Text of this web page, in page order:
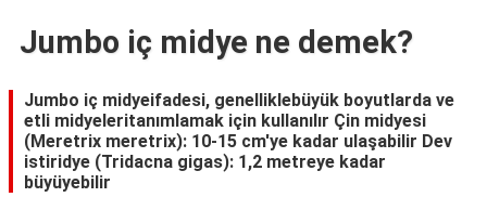
Oyun
Yaşam
Hukuk
Blog
Jumbo iç midye ne demek?
Jumbo iç midyeifadesi, genelliklebüyük boyutlarda ve
etli midyeleritanımlamak için kullanılır Çin midyesi
(Meretrix meretrix): 10-15 cm'ye kadar ulaşabilir Dev
istiridye (Tridacna gigas): 1,2 metreye kadar
büyüyebilir